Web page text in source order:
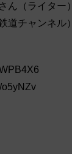
ん（ライター）
道チャンネル）